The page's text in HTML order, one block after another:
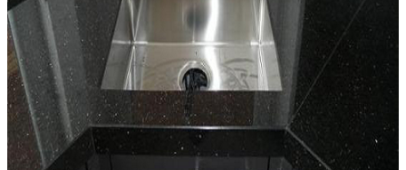
Đá Granite Màu Xanh
Đá Granite Màu Nâu
Đá Granite Màu Đỏ
Đá Travertine
Đá Marble